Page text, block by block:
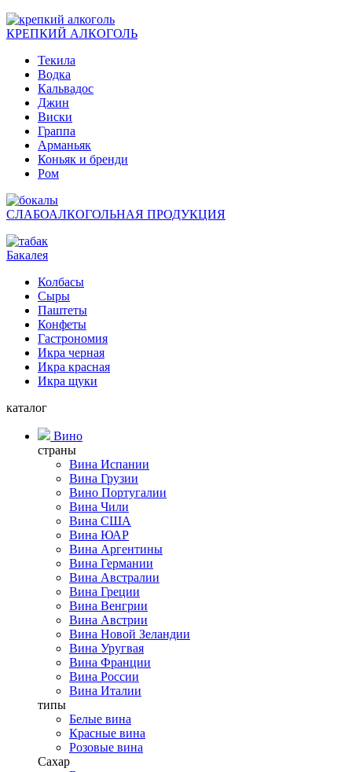
КРЕПКИЙ АЛКОГОЛЬ
Текила
Водка
Кальвадос
Джин
Виски
Граппа
Арманьяк
Коньяк и бренди
Ром
СЛАБОАЛКОГОЛЬНАЯ ПРОДУКЦИЯ
Бакалея
Колбасы
Сыры
Паштеты
Конфеты
Гастрономия
Икра черная
Икра красная
Икра щуки
каталог
Вино
страны
Вина Испании
Вина Грузии
Вино Португалии
Вина Чили
Вина США
Вина ЮАР
Вина Аргентины
Вина Германии
Вина Австралии
Вина Греции
Вина Венгрии
Вина Австрии
Вина Новой Зеландии
Вина Уругвая
Вина Франции
Вина России
Вина Италии
типы
Белые вина
Красные вина
Розовые вина
Сахар